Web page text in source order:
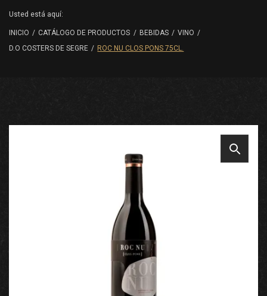
Usted está aquí:
INICIO / CATÁLOGO DE PRODUCTOS / BEBIDAS / VINO /
D.O COSTERS DE SEGRE / ROC NU CLOS PONS 75CL.